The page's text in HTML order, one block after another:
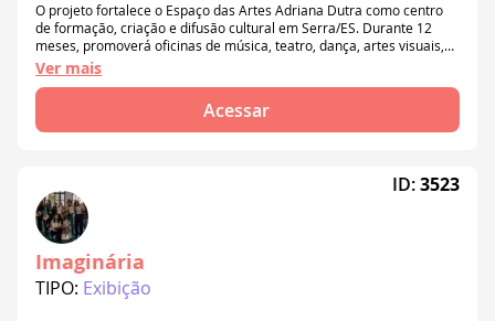
O projeto fortalece o Espaço das Artes Adriana Dutra como centro
de formação, criação e difusão cultural em Serra/ES. Durante 12
meses, promoverá oficinas de música, teatro, dança, artes visuais,
audiovisual e gestão cultural, além de saraus, cineclube, feiras e
ações de memória. A iniciativa amplia o acesso à cultura, fortalece a
economia criativa e incentiva o protagonismo comunitário.
Ver mais
Acessar
Imaginária
TIPO: Exibição
ID:3523